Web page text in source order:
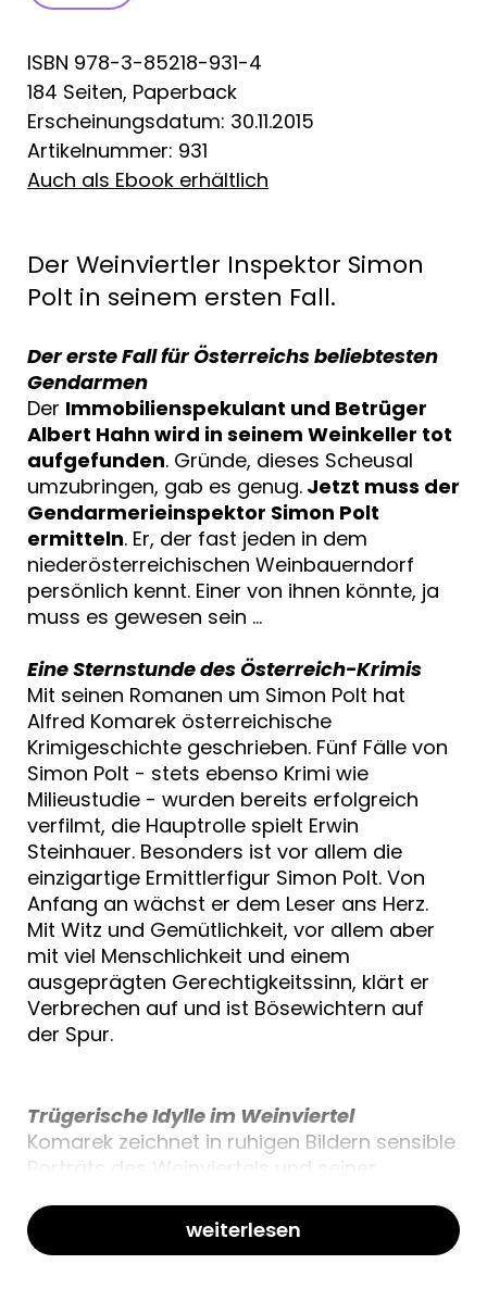
ISBN 978-3-85218-931-4
184 Seiten, Paperback
Erscheinungsdatum: 30.11.2015
Artikelnummer: 931
Auch als Ebook erhältlich
Der Weinviertler Inspektor Simon
Polt in seinem ersten Fall.
Der erste Fall für Österreichs beliebtesten
Gendarmen
Der Immobilienspekulant und Betrüger
Albert Hahn wird in seinem Weinkeller tot
aufgefunden. Gründe, dieses Scheusal
umzubringen, gab es genug. Jetzt muss der
Gendarmerieinspektor Simon Polt
ermitteln. Er, der fast jeden in dem
niederösterreichischen Weinbauerndorf
persönlich kennt. Einer von ihnen könnte, ja
muss es gewesen sein …
Eine Sternstunde des Österreich-Krimis
Mit seinen Romanen um Simon Polt hat
Alfred Komarek österreichische
Krimigeschichte geschrieben. Fünf Fälle von
Simon Polt - stets ebenso Krimi wie
Milieustudie - wurden bereits erfolgreich
verfilmt, die Hauptrolle spielt Erwin
Steinhauer. Besonders ist vor allem die
einzigartige Ermittlerfigur Simon Polt. Von
Anfang an wächst er dem Leser ans Herz.
Mit Witz und Gemütlichkeit, vor allem aber
mit viel Menschlichkeit und einem
ausgeprägten Gerechtigkeitssinn, klärt er
Verbrechen auf und ist Bösewichtern auf
der Spur.
Trügerische Idylle im Weinviertel
Komarek zeichnet in ruhigen Bildern sensible
Porträts des Weinviertels und seiner
es kann, beschreibt er die schöne Gegend
und ihre Menschen. Jedoch geht es hier oft
weiterlesen